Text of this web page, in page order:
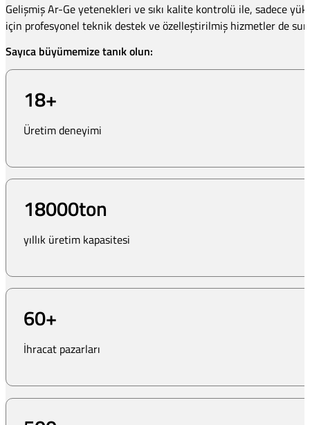
Gelişmiş Ar-Ge yetenekleri ve sıkı kalite kontrolü ile, sadece
için profesyonel teknik destek ve özelleştirilmiş hizmetler de
Sayıca büyümemize tanık olun:
18+
Üretim deneyimi
18000ton
yıllık üretim kapasitesi
60+
İhracat pazarları